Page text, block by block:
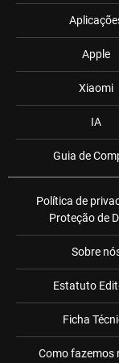
Apple
Xiaomi
IA
Guia de
Política de
Proteção de
Sobre
Estatuto
Ficha
Como fazemos